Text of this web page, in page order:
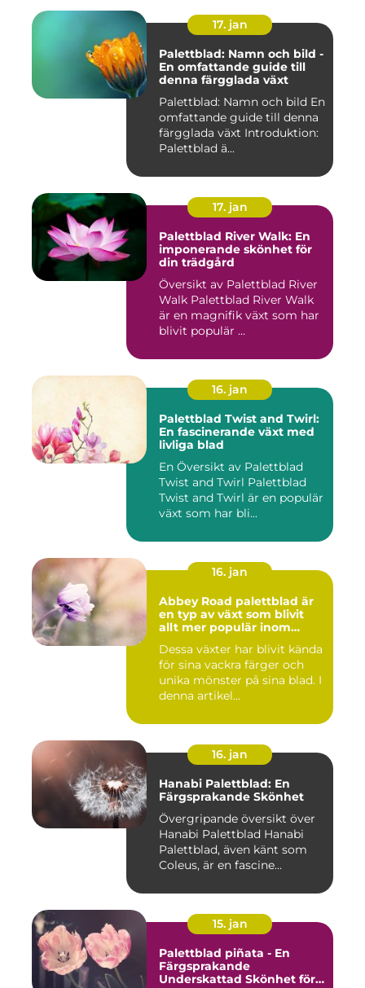
17. jan
Palettblad: Namn och bild -
En omfattande guide till
denna färgglada växt
Palettblad: Namn och bild En
omfattande guide till denna
färgglada växt Introduktion:
Palettblad ä...
17. jan
Palettblad River Walk: En
imponerande skönhet för
din trädgård
Översikt av Palettblad River
Walk Palettblad River Walk
är en magnifik växt som har
blivit populär ...
16. jan
Palettblad Twist and Twirl:
En fascinerande växt med
livliga blad
En Översikt av Palettblad
Twist and Twirl Palettblad
Twist and Twirl är en populär
växt som har bli...
16. jan
Abbey Road palettblad är
en typ av växt som blivit
allt mer populär inom
Dessa växter har blivit kända
för sina vackra färger och
unika mönster på sina blad. I
denna artikel...
16. jan
Hanabi Palettblad: En
Färgsprakande Skönhet
Övergripande översikt över
Hanabi Palettblad Hanabi
Palettblad, även känt som
Coleus, är en fascine...
15. jan
Palettblad piñata - En
Färgsprakande
Underskattad Skönhet för